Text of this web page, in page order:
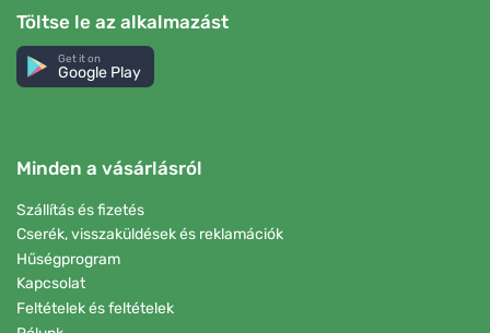
Töltse le az alkalmazást
Get it on
Google Play
Minden a vásárlásról
Szállítás és fizetés
Cserék, visszaküldések és reklamációk
Hűségprogram
Kapcsolat
Feltételek és feltételek